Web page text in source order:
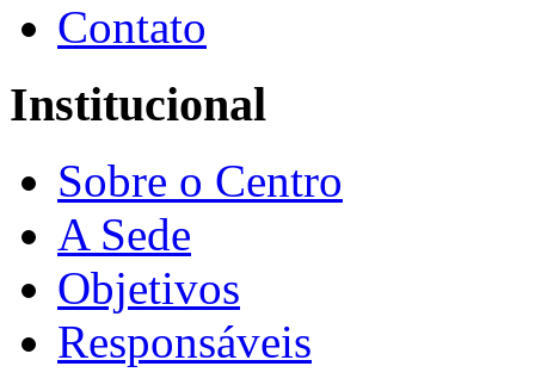
Contato
Institucional
Sobre o Centro
A Sede
Objetivos
Responsáveis